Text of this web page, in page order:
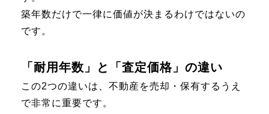
築年数だけで一律に価値が決まるわけではないの
です。
「耐用年数」と「査定価格」の違い
この2つの違いは、不動産を売却・保有するうえ
で非常に重要です。